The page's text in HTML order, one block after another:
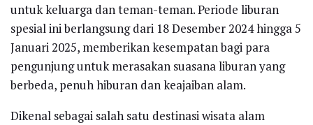
untuk keluarga dan teman-teman. Periode liburan
spesial ini berlangsung dari 18 Desember 2024 hingga 5
Januari 2025, memberikan kesempatan bagi para
pengunjung untuk merasakan suasana liburan yang
berbeda, penuh hiburan dan keajaiban alam.
Dikenal sebagai salah satu destinasi wisata alam